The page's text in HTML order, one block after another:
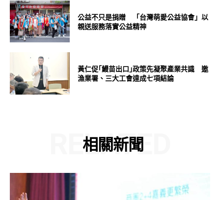
公益不只是捐贈 「台灣萌愛公益協會」以
親送服務落實公益精神
黃仁促｢鰻苗出口｣政策先凝聚產業共識 邀
漁業署、三大工會達成七項結論
相關新聞
RELATED